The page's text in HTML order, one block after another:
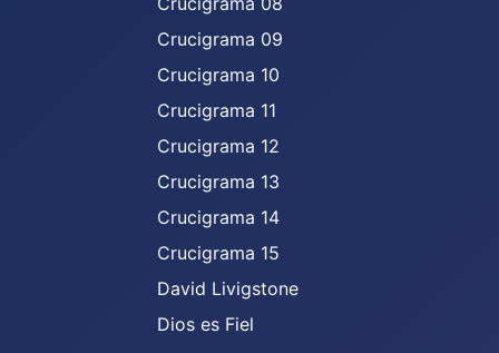
Crucigrama 09
Crucigrama 10
Crucigrama 11
Crucigrama 12
Crucigrama 13
Crucigrama 14
Crucigrama 15
David Livigstone
Dios es Fiel